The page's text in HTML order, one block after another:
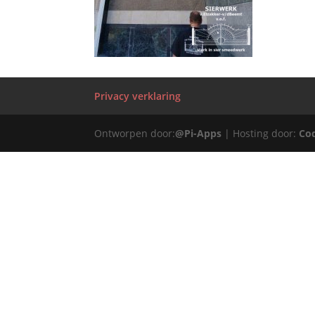
Privacy verklaring
Ontworpen door:@Pi-Apps | Hosting door: